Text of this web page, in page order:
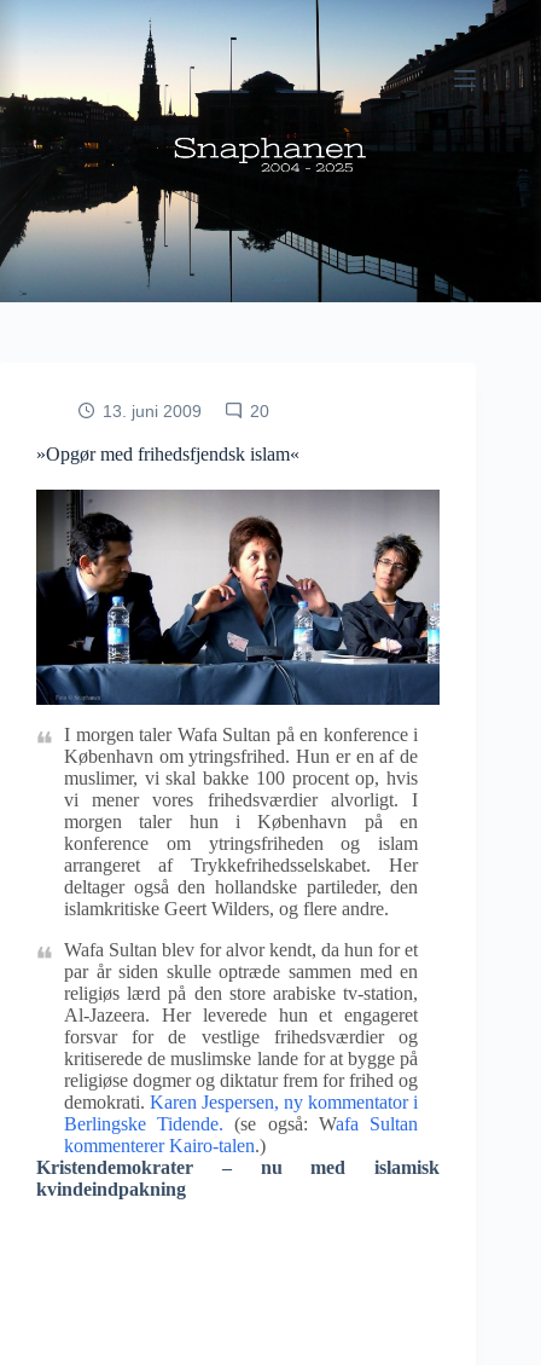
13. juni 2009 20
»Opgør med frihedsfjendsk islam«
I morgen taler Wafa Sultan på en konference i
København om ytringsfrihed. Hun er en af de
muslimer, vi skal bakke 100 procent op, hvis
vi mener vores frihedsværdier alvorligt. I
morgen taler hun i København på en
konference om ytringsfriheden og islam
arrangeret af Trykkefrihedsselskabet. Her
deltager også den hollandske partileder, den
islamkritiske Geert Wilders, og flere andre.
Wafa Sultan blev for alvor kendt, da hun for et
par år siden skulle optræde sammen med en
religiøs lærd på den store arabiske tv-station,
Al-Jazeera. Her leverede hun et engageret
forsvar for de vestlige frihedsværdier og
kritiserede de muslimske lande for at bygge på
religiøse dogmer og diktatur frem for frihed og
demokrati.Karen Jespersen, ny kommentator i
Berlingske Tidende. (se også: Wafa Sultan
kommenterer Kairo-talen.)
Kristendemokrater – nu med islamisk
kvindeindpakning